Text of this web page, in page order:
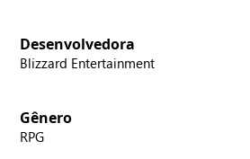
Desenvolvedora
Blizzard Entertainment
Gênero
RPG